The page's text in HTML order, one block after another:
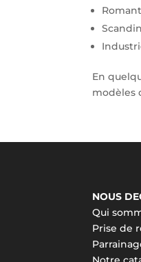
En
modèles
NOUS
Qui
Prise de